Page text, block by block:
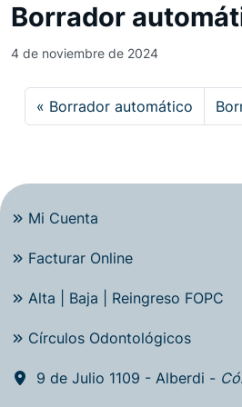
Borrador
4 de noviembre de 2024
Borrador automático
Mi Cuenta
Facturar Online
Alta | Baja | Reingreso FOPC
Círculos Odontológicos
9 de Julio 1109 - Alberdi -